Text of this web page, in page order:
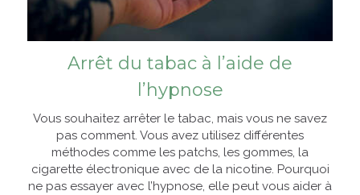
Arrêt du tabac à l’aide de
l’hypnose
Vous souhaitez arrêter le tabac, mais vous ne savez
pas comment. Vous avez utilisez différentes
méthodes comme les patchs, les gommes, la
cigarette électronique avec de la nicotine. Pourquoi
ne pas essayer avec l’hypnose, elle peut vous aider à